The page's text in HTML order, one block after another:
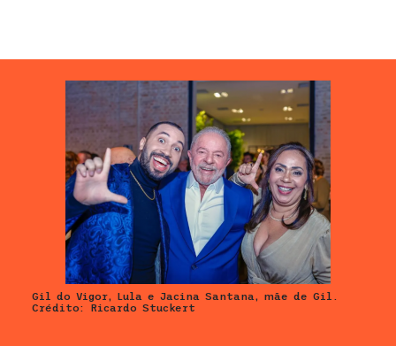
Gil do Vigor, Lula e Jacina Santana, mãe de Gil.
Crédito: Ricardo Stuckert